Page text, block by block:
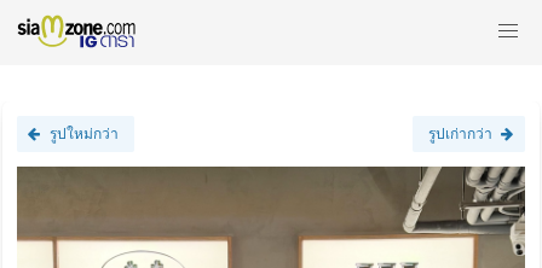
รูปใหม่กว่า รูปเก่ากว่า